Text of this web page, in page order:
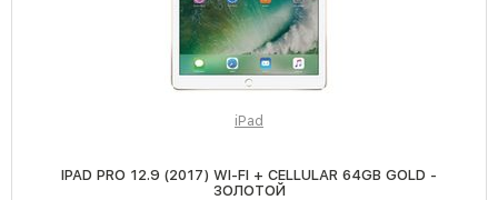
iPad
IPAD PRO 12.9 (2017) WI-FI + CELLULAR 64GB GOLD -
ЗОЛОТОЙ